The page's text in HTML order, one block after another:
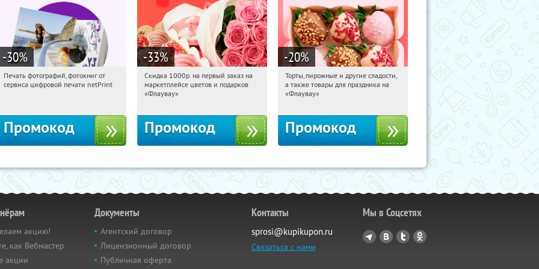
-30%
16:34:12 Получили:
Печать фотографий, фотокниг от
сервиса цифровой печати netPrint
Промокод
-33%
16:34:12 Получили:
Россия
Скидка 1000р. на первый заказ на
маркетплейсе цветов и подарков
«Флаувау»
Промокод
-20%
16:34:12 Получили:
Россия
Торты, пирожные и другие сладости,
а также товары для праздника на
«Флаувау»
Промокод
акцию!
как Вебмастер
акции
Документы
Агентский договор
Лицензионный договор
Публичная оферта
Контакты
sprosi@kupikupon.ru
Связаться с нами
Мы в Соцсетях